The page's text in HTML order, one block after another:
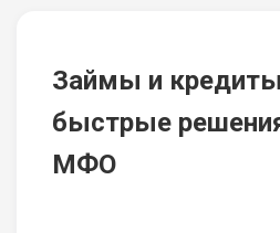
Займы и
быстрые
МФО